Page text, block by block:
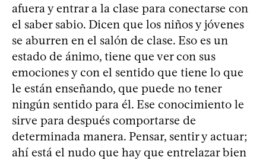
afuera y entrar a la clase para conectarse con
el saber sabio. Dicen que los niños y jóvenes
se aburren en el salón de clase. Eso es un
estado de ánimo, tiene que ver con sus
emociones y con el sentido que tiene lo que
le están enseñando, que puede no tener
ningún sentido para él. Ese conocimiento le
sirve para después comportarse de
determinada manera. Pensar, sentir y actuar;
ahí está el nudo que hay que entrelazar bien